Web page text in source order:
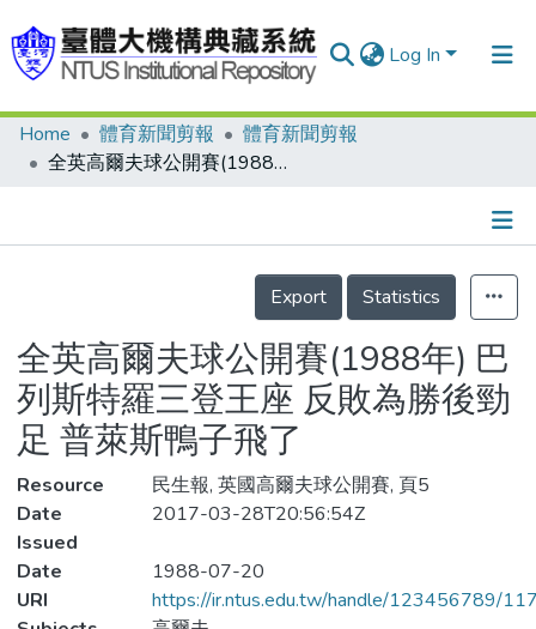
Log In
Communities & Collections
Statistics
Home 體育新聞剪報
體育新聞剪報
全英高爾夫球公開賽(1988年) 巴列斯特羅三登王座 反敗為勝後勁足 普萊斯鴨子飛了
Details
Export
Statistics
全英高爾夫球公開賽(1988年) 巴
列斯特羅三登王座 反敗為勝後勁
足 普萊斯鴨子飛了
Resource
民生報, 英國高爾夫球公開賽, 頁5
Date
Issued
2017-03-28T20:56:54Z
Date
1988-07-20
URI
https://ir.ntus.edu.tw/handle/123456789/